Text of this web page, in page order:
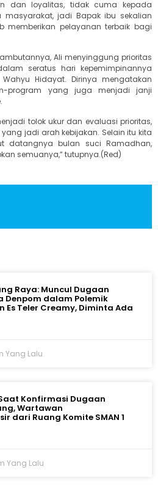
dan loyalitas, tidak cuma kepada
jadi Bapak ibu sekalian
memberikan pelayanan terbaik bagi
Ali menyinggung prioritas
seratus hari kepemimpinannya
Hidayat. Dirinya mengatakan
program yang juga menjadi janji
tolok ukur dan evaluasi prioritas,
jadi arah kebijakan. Selain itu kita
datangnya bulan suci Ramadhan,
semuanya,” tutupnya.(Red)
Raya: Muncul Dugaan
dalam Polemik
Es Teler Creamy, Diminta Ada
Yang Lalu
Konfirmasi Dugaan
Wartawan
dari Ruang Komite SMAN 1
Yang Lalu